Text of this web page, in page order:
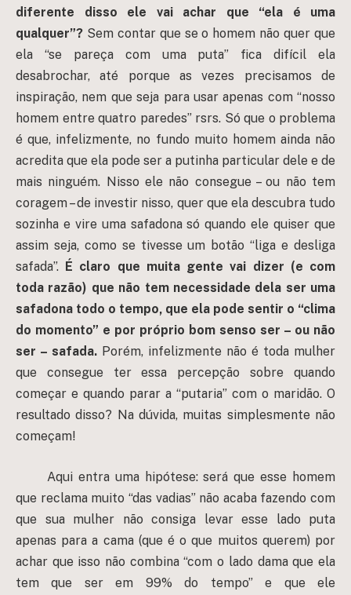
diferente disso ele vai achar que “ela é uma
qualquer”? Sem contar que se o homem não quer que
ela “se pareça com uma puta” fica difícil ela
desabrochar, até porque as vezes precisamos de
inspiração, nem que seja para usar apenas com “nosso
homem entre quatro paredes” rsrs. Só que o problema
é que, infelizmente, no fundo muito homem ainda não
acredita que ela pode ser a putinha particular dele e de
mais ninguém. Nisso ele não consegue – ou não tem
coragem – de investir nisso, quer que ela descubra tudo
sozinha e vire uma safadona só quando ele quiser que
assim seja, como se tivesse um botão “liga e desliga
safada”. É claro que muita gente vai dizer (e com
toda razão) que não tem necessidade dela ser uma
safadona todo o tempo, que ela pode sentir o “clima
do momento” e por próprio bom senso ser – ou não
ser – safada. Porém, infelizmente não é toda mulher
que consegue ter essa percepção sobre quando
começar e quando parar a “putaria” com o maridão. O
resultado disso? Na dúvida, muitas simplesmente não
começam!
Aqui entra uma hipótese: será que esse homem
que reclama muito “das vadias” não acaba fazendo com
que sua mulher não consiga levar esse lado puta
apenas para a cama (que é o que muitos querem) por
achar que isso não combina “com o lado dama que ela
tem que ser em 99% do tempo” e que ele